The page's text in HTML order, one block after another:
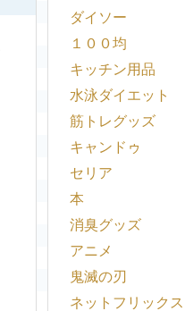
ダイソー
１００均
キッチン用品
水泳ダイエット
筋トレグッズ
キャンドゥ
セリア
本
消臭グッズ
アニメ
鬼滅の刃
ネットフリックス